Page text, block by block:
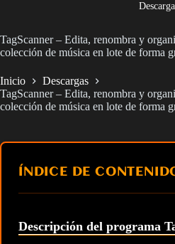
TagScanner – Edita, renombra y
colección de música en lote de forma
Inicio
Descargas
TagScanner – Edita, renombra y
colección de música en lote de forma
ÍNDICE DE
Descripción del programa